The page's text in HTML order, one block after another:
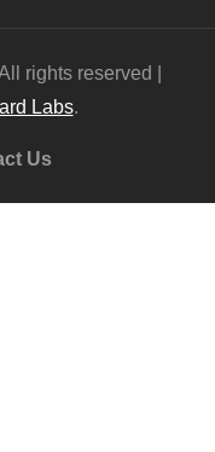
rights reserved |
Labs.
Us